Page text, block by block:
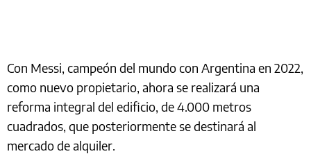
Con Messi, campeón del mundo con Argentina en 2022,
como nuevo propietario, ahora se realizará una
reforma integral del edificio, de 4.000 metros
cuadrados, que posteriormente se destinará al
mercado de alquiler.